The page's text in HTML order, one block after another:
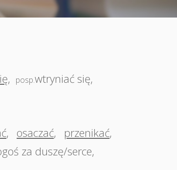
, posp.wtryniać się,
, osaczać, przenikać,
za duszę/serce,